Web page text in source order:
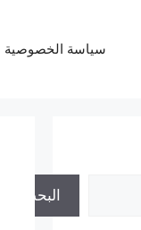
سياسة الخصوصية
البحث